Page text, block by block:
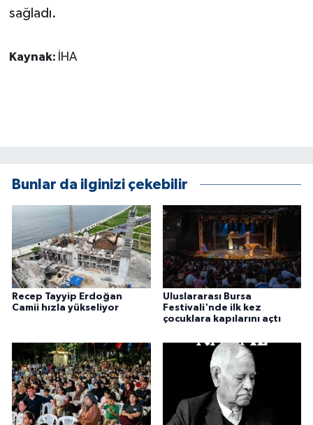
sağladı.
Kaynak: İHA
Bunlar da ilginizi çekebilir
Recep Tayyip Erdoğan
Camii hızla yükseliyor
Uluslararası Bursa
Festivali'nde ilk kez
çocuklara kapılarını açtı